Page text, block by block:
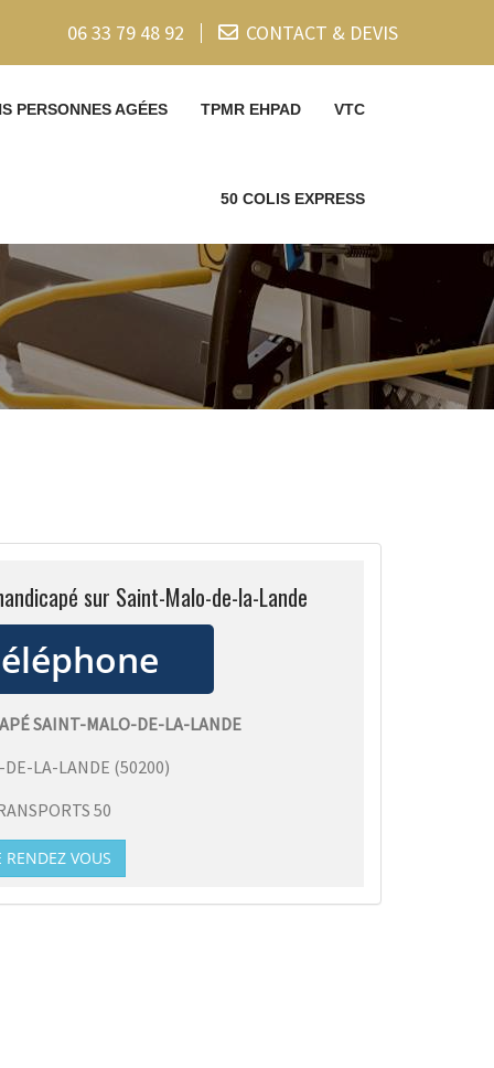
06 33 79 48 92 CONTACT & DEVIS
PERSONNES AGÉES TPMR EHPAD VTC
50 COLIS EXPRESS
sur Saint-Malo-de-la-Lande
SAINT-MALO-DE-LA-LANDE
LA-LANDE (50200)
50
RENDEZ VOUS